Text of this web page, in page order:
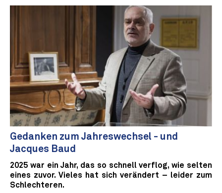
Gedanken zum Jahreswechsel - und
Jacques Baud
2025 war ein Jahr, das so schnell verflog, wie selten
eines zuvor. Vieles hat sich verändert – leider zum
Schlechteren.